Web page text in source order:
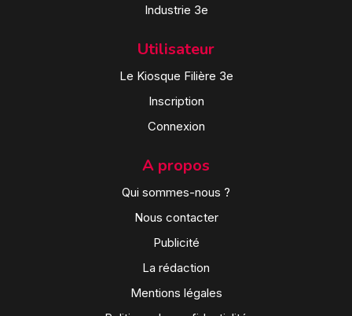
Industrie 3e
Utilisateur
Le Kiosque Filière 3e
Inscription
Connexion
A propos
Qui sommes-nous ?
Nous contacter
Publicité
La rédaction
Mentions légales